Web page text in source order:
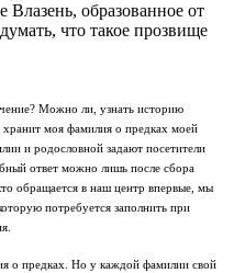
образованное от
что такое прозвище
Можно ли, узнать историю
моя фамилия о предках моей
и родословной задают посетители
ответ можно лишь после сбора
обращается в наш центр впервые, мы
которую потребуется заполнить при
о предках. Но у каждой фамилии свой